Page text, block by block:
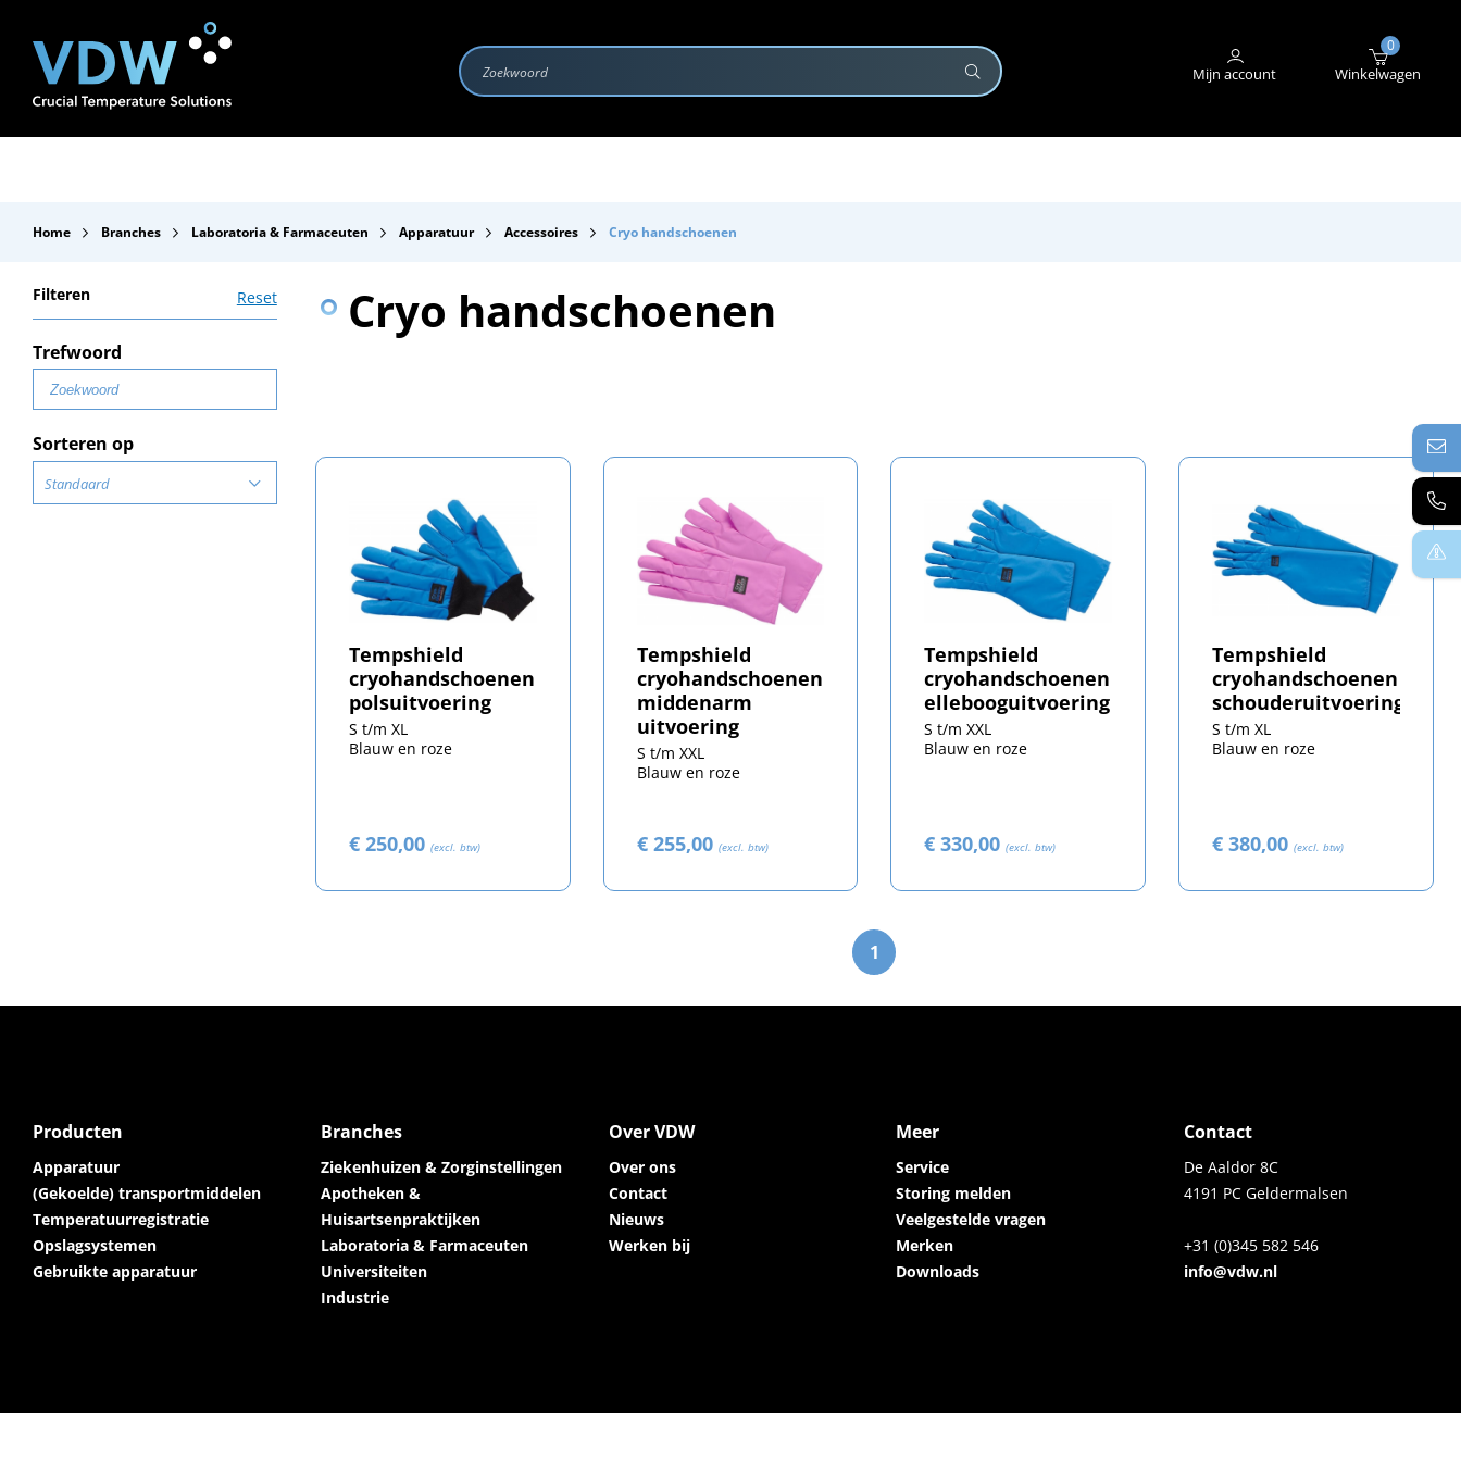
Mijn account
0
Winkelwagen
Branches STORING MELDEN
Home Branches Laboratoria & Farmaceuten Apparatuur Accessoires Cryo handschoenen
Filteren
Trefwoord
Reset
Sorteren op
Standaard
Cryo handschoenen
Tempshield
cryohandschoenen
polsuitvoering
S t/m XL
Blauw en roze
€ 250,00 (excl. btw)
Tempshield
cryohandschoenen
middenarm
uitvoering
S t/m XXL
Blauw en roze
€ 255,00 (excl. btw)
Tempshield
cryohandschoenen
ellebooguitvoering
S t/m XXL
Blauw en roze
€ 330,00(excl. btw)
Tempshield
cryohandschoenen
schouderuitvoering
S t/m XL
Blauw en roze
€ 380,00(excl. btw)
1
Producten
Apparatuur
(Gekoelde) transportmiddelen
Temperatuurregistratie
Opslagsystemen
Gebruikte apparatuur
Branches
Ziekenhuizen & Zorginstellingen
Apotheken &
Huisartsenpraktijken
Laboratoria & Farmaceuten
Universiteiten
Industrie
Over VDW
Over ons
Contact
Nieuws
Werken bij
Meer
Service
Storing melden
Veelgestelde vragen
Merken
Downloads
Contact
De Aaldor 8C
4191 PC Geldermalsen
+31 (0)345 582 546
info@vdw.nl